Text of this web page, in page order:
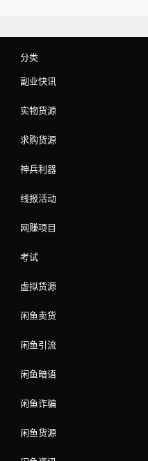
分类
副业快讯
实物货源
求购货源
神兵利器
线报活动
网赚项目
考试
虚拟货源
闲鱼卖货
闲鱼引流
闲鱼暗语
闲鱼诈骗
闲鱼货源